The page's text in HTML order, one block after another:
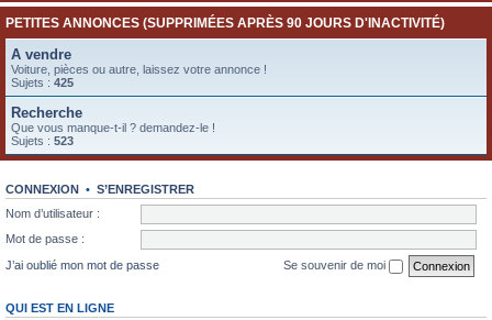
PETITES ANNONCES (SUPPRIMÉES APRÈS 90 JOURS D'INACTIVITÉ)
A vendre
Voiture, pièces ou autre, laissez votre annonce !
Sujets : 425
Recherche
Que vous manque-t-il ? demandez-le !
Sujets : 523
CONNEXION • S’ENREGISTRER
Nom d’utilisateur :
Mot de passe :
J’ai oublié mon mot de passe
Se souvenir de moi
QUI EST EN LIGNE